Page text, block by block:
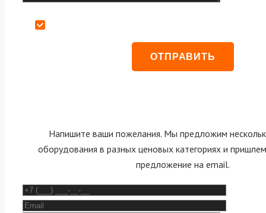
Напишите ваши пожелания. Мы предложим
оборудования в разных ценовых категориях и
предложение на email.